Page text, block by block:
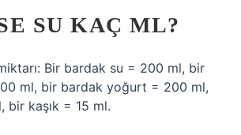
SU KAÇ ML?
Bir bardak su = 200 ml, bir
ml, bir bardak yoğurt = 200 ml,
bir kaşık = 15 ml.